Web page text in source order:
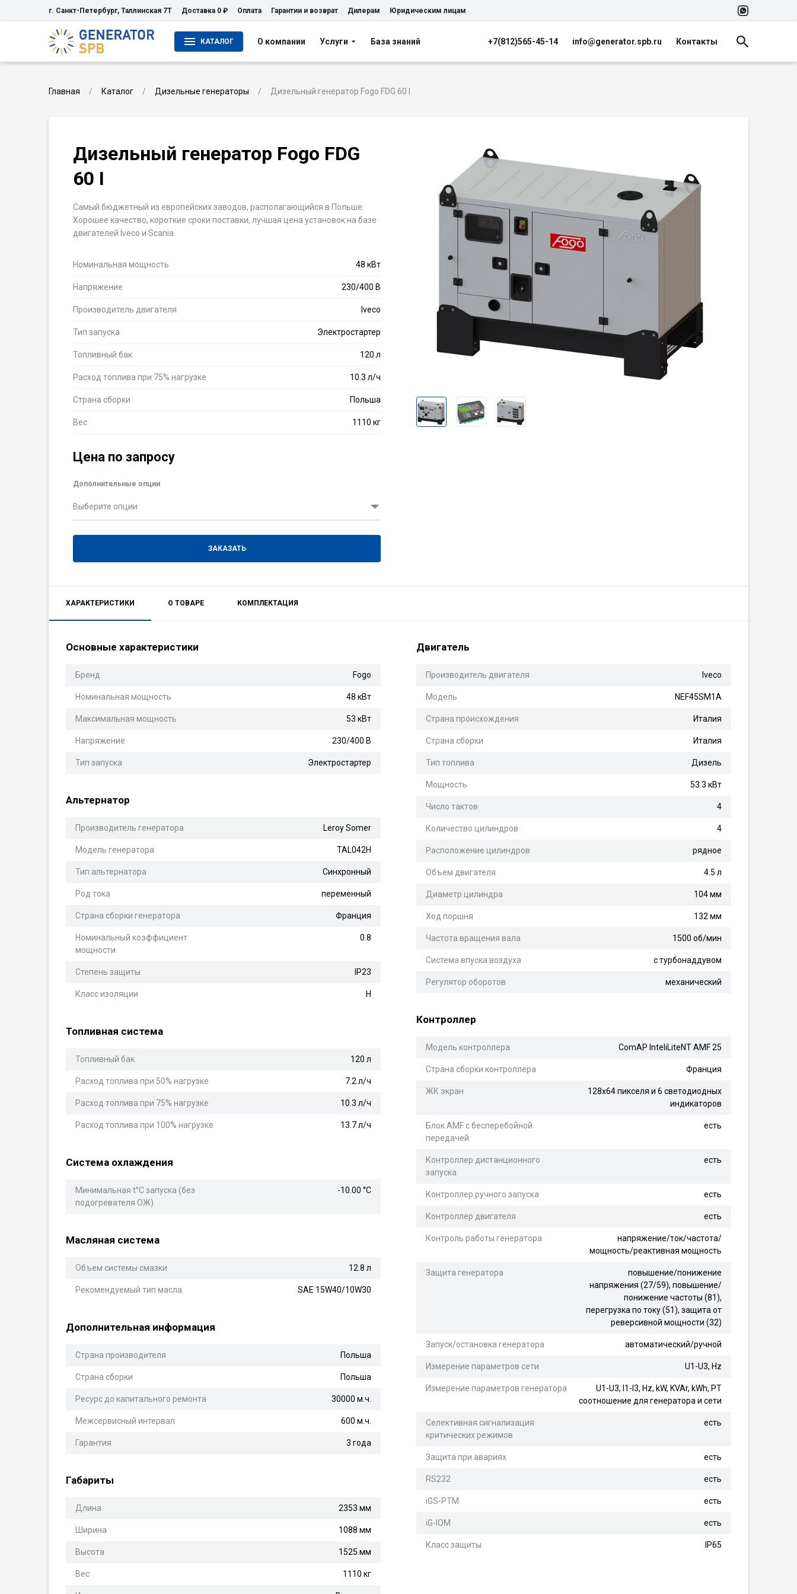
г. Санкт-Петербург, Таллинская 7Т Доставка 0 ₽ Оплата Гарантии и возврат Дилерам Юридическим лицам
КАТАЛОГ О компании Услуги База знаний +7(812)565-45-14 info@generator.spb.ru Контакты
Главная Каталог Дизельные генераторы Дизельный генератор Fogo FDG 60 I
Дизельный генератор Fogo FDG
60 I
Самый бюджетный из европейских заводов, располагающийся в Польше.
Хорошее качество, короткие сроки поставки, лучшая цена установок на базе
двигателей Iveco и Scania.
Номинальная мощность 48 кВт
Напряжение 230/400 В
Производитель двигателя Iveco
Тип запуска Электростартер
Топливный бак 120 л
Расход топлива при 75% нагрузке 10.3 л/ч
Страна сборки Польша
Вес 1110 кг
Цена по запросу
Дополнительные опции
Выберите опции
ЗАКАЗАТЬ
ХАРАКТЕРИСТИКИ О ТОВАРЕ КОМПЛЕКТАЦИЯ
Основные характеристики
Бренд Fogo
Номинальная мощность 48 кВт
Максимальная мощность 53 кВт
Напряжение 230/400 В
Тип запуска Электростартер
Двигатель
Производитель двигателя Iveco
Модель NEF45SM1A
Страна происхождения Италия
Страна сборки Италия
Тип топлива Дизель
Мощность 53.3 кВт
Число тактов 4
Количество цилиндров 4
Расположение цилиндров рядное
Объем двигателя 4.5 л
Диаметр цилиндра 104 мм
Ход поршня 132 мм
Частота вращения вала 1500 об/мин
Система впуска воздуха с турбонаддувом
Регулятор оборотов механический
Альтернатор
Производитель генератора Leroy Somer
Модель генератора TAL042H
Тип альтернатора Синхронный
Род тока переменный
Страна сборки генератора Франция
Номинальный коэффициент
мощности
0.8
Степень защиты IP23
Класс изоляции H
Контроллер
Модель контроллера ComAP InteliLiteNT AMF 25
Страна сборки контроллера Франция
ЖК экран
128х64 пикселя и 6 светодиодных
индикаторов
Блок AMF с бесперебойной
передачей
есть
Контроллер дистанционного
запуска
есть
Контроллер ручного запуска есть
Контроллер двигателя есть
Контроль работы генератора
напряжение/ток/частота/
мощность/реактивная мощность
Защита генератора
повышение/понижение
напряжения (27/59), повышение/
понижение частоты (81),
перегрузка по току (51), защита от
реверсивной мощности (32)
Запуск/остановка генератора автоматический/ручной
Измерение параметров сети U1-U3, Hz
Измерение параметров генератора
U1-U3, I1-I3, Hz, kW, KVAr, kWh, PT
соотношение для генератора и сети
Селективная сигнализация
критических режимов
есть
Защита при авариях есть
RS232 есть
iGS-PTM есть
iG-IOM есть
Класс защиты IP65
Топливная система
Топливный бак 120 л
Расход топлива при 50% нагрузке 7.2 л/ч
Расход топлива при 75% нагрузке 10.3 л/ч
Расход топлива при 100% нагрузке 13.7 л/ч
Система охлаждения
Минимальная t°С запуска (без
подогревателя ОЖ)
-10.00 °С
Масляная система
Объем системы смазки 12.8 л
Рекомендуемый тип масла SAE 15W40/10W30
Дополнительная информация
Страна производителя Польша
Страна сборки Польша
Ресурс до капитального ремонта 30000 м.ч.
Межсервисный интервал 600 м.ч.
Гарантия 3 года
Габариты
Длина 2353 мм
Ширина 1088 мм
Высота 1525 мм
Вес 1110 кг